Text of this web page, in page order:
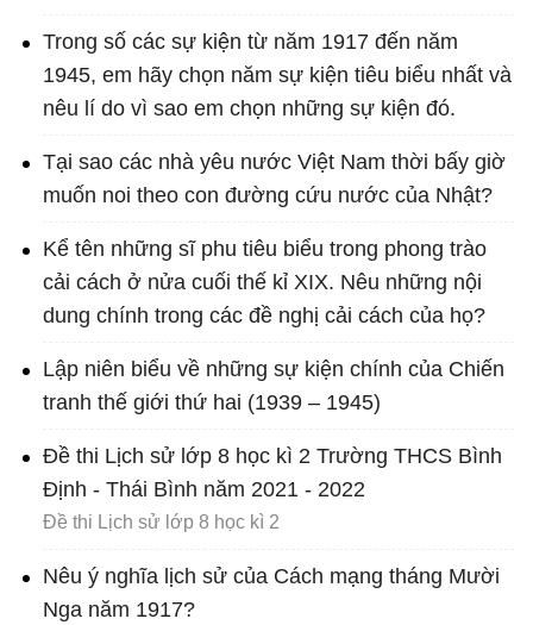
Trong số các sự kiện từ năm 1917 đến năm
1945, em hãy chọn năm sự kiện tiêu biểu nhất và
nêu lí do vì sao em chọn những sự kiện đó.
Tại sao các nhà yêu nước Việt Nam thời bấy giờ
muốn noi theo con đường cứu nước của Nhật?
Kể tên những sĩ phu tiêu biểu trong phong trào
cải cách ở nửa cuối thế kỉ XIX. Nêu những nội
dung chính trong các đề nghị cải cách của họ?
Lập niên biểu về những sự kiện chính của Chiến
tranh thế giới thứ hai (1939 – 1945)
Đề thi Lịch sử lớp 8 học kì 2 Trường THCS Bình
Định - Thái Bình năm 2021 - 2022
Đề thi Lịch sử lớp 8 học kì 2
Nêu ý nghĩa lịch sử của Cách mạng tháng Mười
Nga năm 1917?